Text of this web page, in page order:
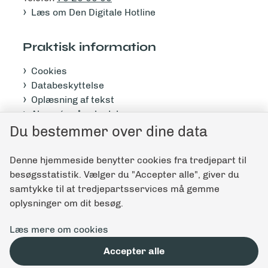
Læs om Den Digitale Hotline
Praktisk information
Cookies
Databeskyttelse
Oplæsning af tekst
Abonnér på nyhedsbrev
Tilgængelighedserklæring
Giv feedback til denne side
Du bestemmer over dine data
Denne hjemmeside benytter cookies fra tredjepart til
besøgsstatistik. Vælger du "Accepter alle", giver du
samtykke til at tredjepartsservices må gemme
oplysninger om dit besøg.
Læs mere om cookies
Accepter alle